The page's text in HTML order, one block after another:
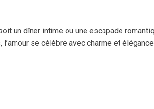
un dîner intime ou une escapade
l’amour se célèbre avec charme et élégance.